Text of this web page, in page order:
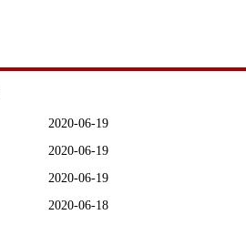
2020-06-19
2020-06-19
2020-06-19
2020-06-18